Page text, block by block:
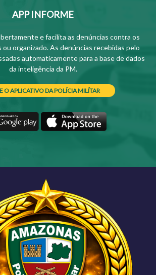
APP INFORME
e facilita as denúncias contra os
organizado. As denúncias recebidas pelo
automaticamente para a base de dados
da inteligência da PM.
O APLICATIVO DA POLÍCIA MILÍTAR